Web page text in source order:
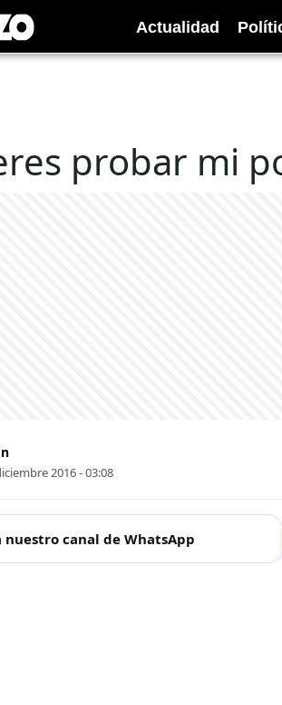
Actualidad
probar mi
2016 - 03:08
nuestro canal de WhatsApp